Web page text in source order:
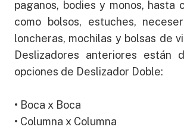
paganos, bodies y monos, hasta
como bolsos, estuches,
loncheras, mochilas y bolsas de
Deslizadores anteriores están
opciones de Deslizador Doble:
• Boca x Boca
• Columna x Columna